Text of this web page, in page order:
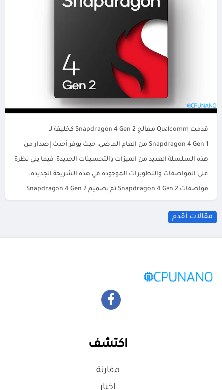
قدمت Qualcomm معالج Snapdragon 4 Gen 2 كخليفة لـ
Snapdragon 4 Gen 1 من العام الماضي، حيث يوفر أحدث إصدار من
هذه السلسلة العديد من الميزات والتحسينات الجديدة، فيما يلي نظرة
على المواصفات والتطويرات الموجودة في هذه الشريحة الجديدة.
مواصفات Snapdragon 4 Gen 2 تم تصميم Snapdragon 4 Gen 2
مقالات أقدم
اكتشف
مقارنة
اخبار